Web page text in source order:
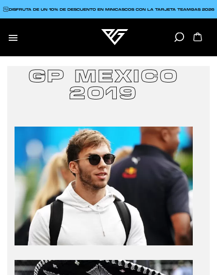

DISFRUTA DE UN 10% DE DESCUENTO EN MINICASCOS CON LA TARJETA TEAMGAS 2026
GP MEXICO
2019